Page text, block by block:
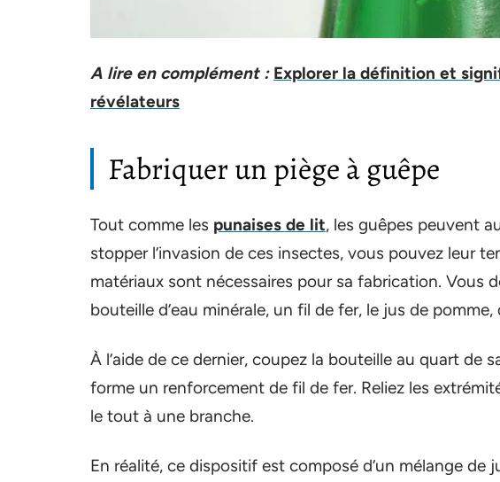
A lire en complément : Explorer la définition et
révélateurs
Fabriquer un piège à guêpe
Tout comme les punaises de lit, les guêpes peuvent
stopper l’invasion de ces insectes, vous pouvez leur
matériaux sont nécessaires pour sa fabrication. Vous
bouteille d’eau minérale, un fil de fer, le jus de
À l’aide de ce dernier, coupez la bouteille au quart de
forme un renforcement de fil de fer. Reliez les
le tout à une branche.
En réalité, ce dispositif est composé d’un mélange de